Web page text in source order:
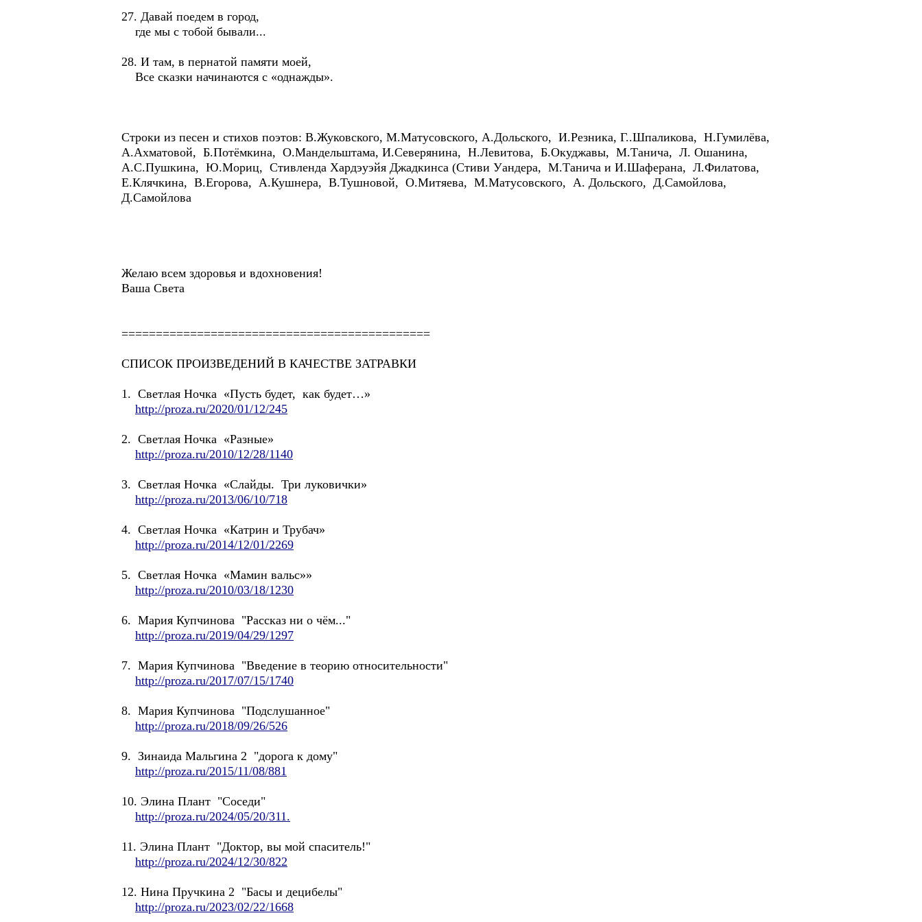
27. Давай поедем в город,
где мы с тобой бывали...
28. И там, в пернатой памяти моей,
Все сказки начинаются с «однажды».
Строки из песен и стихов поэтов: В.Жуковского, М.Матусовского, А.Дольского, И.Резника, Г..Шпаликова, Н.Гумилёва,
А.Ахматовой, Б.Потёмкина, О.Мандельштама, И.Северянина, Н.Левитова, Б.Окуджавы, М.Танича, Л. Ошанина,
А.С.Пушкина, Ю.Мориц, Стивленда Хардэуэйя Джадкинса (Стиви Уандера, М.Танича и И.Шаферана, Л.Филатова,
Е.Клячкина, В.Егорова, А.Кушнера, В.Тушновой, О.Митяева, М.Матусовского, А. Дольского, Д.Самойлова,
Д.Самойлова
Желаю всем здоровья и вдохновения!
Ваша Света
=============================================
СПИСОК ПРОИЗВЕДЕНИЙ В КАЧЕСТВЕ ЗАТРАВКИ
1. Светлая Ночка «Пусть будет, как будет…»
http://proza.ru/2020/01/12/245
2. Светлая Ночка «Разные»
http://proza.ru/2010/12/28/1140
3. Светлая Ночка «Слайды. Три луковички»
http://proza.ru/2013/06/10/718
4. Светлая Ночка «Катрин и Трубач»
http://proza.ru/2014/12/01/2269
5. Светлая Ночка «Мамин вальс»»
http://proza.ru/2010/03/18/1230
6. Мария Купчинова "Рассказ ни о чём..."
http://proza.ru/2019/04/29/1297
7. Мария Купчинова "Введение в теорию относительности"
http://proza.ru/2017/07/15/1740
8. Мария Купчинова "Подслушанное"
http://proza.ru/2018/09/26/526
9. Зинаида Мальгина 2 "дорога к дому"
http://proza.ru/2015/11/08/881
10. Элина Плант "Соседи"
http://proza.ru/2024/05/20/311.
11. Элина Плант "Доктор, вы мой спаситель!"
http://proza.ru/2024/12/30/822
12. Нина Пручкина 2 "Басы и децибелы"
http://proza.ru/2023/02/22/1668